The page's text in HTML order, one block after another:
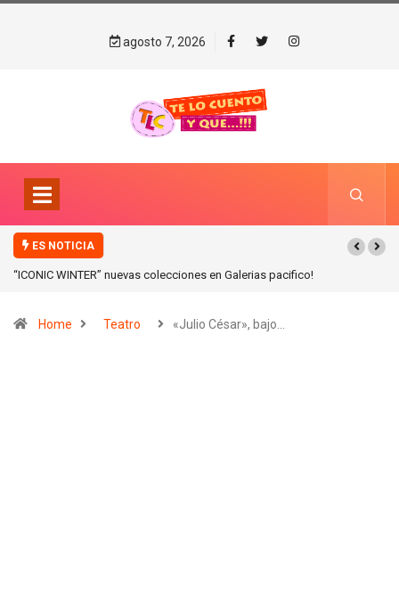
agosto 7, 2026
ES NOTICIA
“ICONIC WINTER” nuevas colecciones en Galerias pacifico!
Home Teatro «Julio César», bajo…